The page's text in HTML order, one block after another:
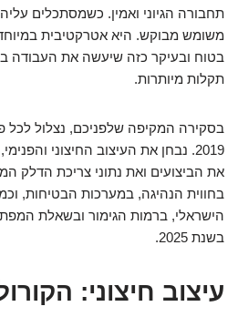
משומש מבוקש. היא אטרקטיבית
בטוח ובעיקר כזה שיעשה את העבודה
תקלות מיותרות.
בסקירה המקיפה שלפניכם, נצלול לכל
2019. נבחן את העיצוב החיצוני
את הביצועים ואת נתוני צריכת הדלק
בחווית הנהיגה, במערכות הבטיחות,
הישראלי, ברמות הגימור ובשאלת
בשנת 2025.
עיצוב חיצוני: